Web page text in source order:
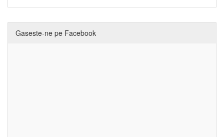
Gaseste-ne pe Facebook